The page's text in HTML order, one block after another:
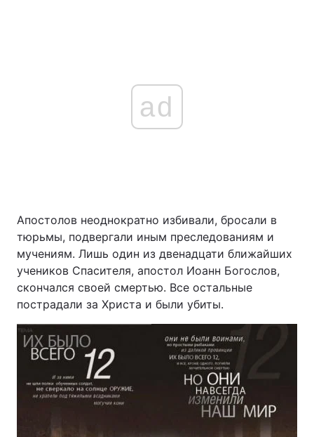
ad
Апостолов неоднократно избивали, бросали в
тюрьмы, подвергали иным преследованиям и
мучениям. Лишь один из двенадцати ближайших
учеников Спасителя, апостол Иоанн Богослов,
скончался своей смертью. Все остальные
пострадали за Христа и были убиты.